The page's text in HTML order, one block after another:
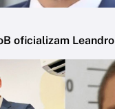
oficializam